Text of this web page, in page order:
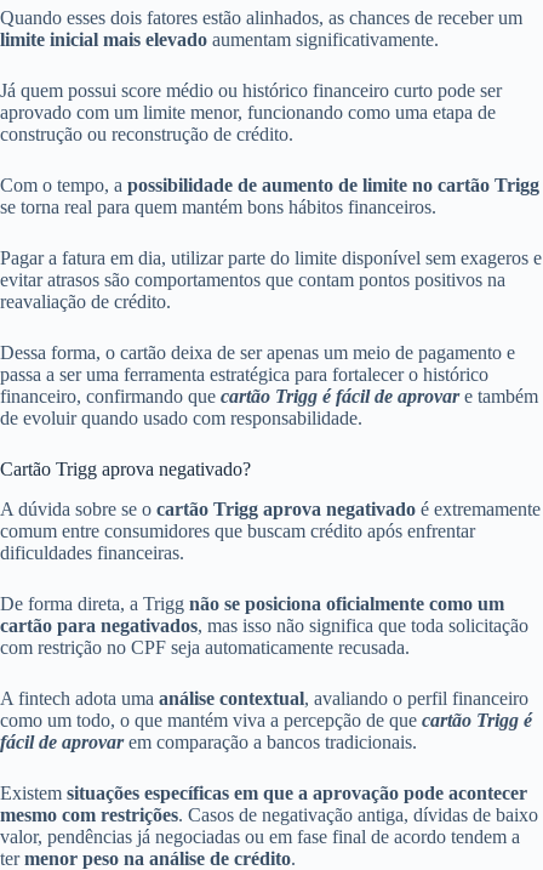
Quando esses dois fatores estão alinhados, as chances de receber um
limite inicial mais elevado aumentam significativamente.
Já quem possui score médio ou histórico financeiro curto pode ser
aprovado com um limite menor, funcionando como uma etapa de
construção ou reconstrução de crédito.
Com o tempo, a possibilidade de aumento de limite no cartão Trigg
se torna real para quem mantém bons hábitos financeiros.
Pagar a fatura em dia, utilizar parte do limite disponível sem exageros e
evitar atrasos são comportamentos que contam pontos positivos na
reavaliação de crédito.
Dessa forma, o cartão deixa de ser apenas um meio de pagamento e
passa a ser uma ferramenta estratégica para fortalecer o histórico
financeiro, confirmando que cartão Trigg é fácil de aprovare também
de evoluir quando usado com responsabilidade.
Cartão Trigg aprova negativado?
A dúvida sobre se o cartão Trigg aprova negativado é extremamente
comum entre consumidores que buscam crédito após enfrentar
dificuldades financeiras.
De forma direta, a Trigg não se posiciona oficialmente como um
cartão para negativados, mas isso não significa que toda solicitação
com restrição no CPF seja automaticamente recusada.
A fintech adota uma análise contextual, avaliando o perfil financeiro
como um todo, o que mantém viva a percepção de que cartão Trigg é
fácil de aprovarem comparação a bancos tradicionais.
Existem situações específicas em que a aprovação pode acontecer
mesmo com restrições. Casos de negativação antiga, dívidas de baixo
valor, pendências já negociadas ou em fase final de acordo tendem a
termenor peso na análise de crédito.